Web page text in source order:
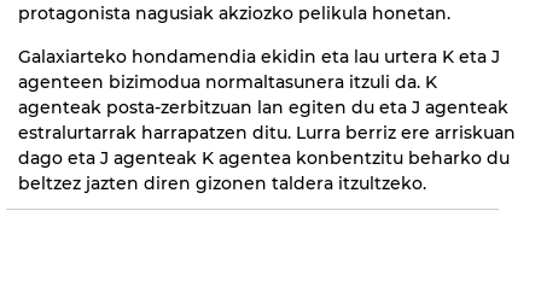
protagonista nagusiak akziozko pelikula honetan.
Galaxiarteko hondamendia ekidin eta lau urtera K eta J
agenteen bizimodua normaltasunera itzuli da. K
agenteak posta-zerbitzuan lan egiten du eta J agenteak
estralurtarrak harrapatzen ditu. Lurra berriz ere arriskuan
dago eta J agenteak K agentea konbentzitu beharko du
beltzez jazten diren gizonen taldera itzultzeko.